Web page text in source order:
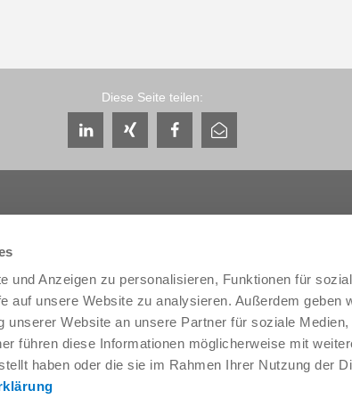
und Anzeigen zu personalisieren, Funktionen für
auf unsere Website zu analysieren. Außerdem geben
unserer Website an unsere Partner für soziale Medien,
führen diese Informationen möglicherweise mit
haben oder die sie im Rahmen Ihrer Nutzung der
Diese Seite teilen:
Kontakt
weltweit
Unternehmen
THE KNOW-HOW FACTORY
Historie
Produktionsstandorte
Messen & Events